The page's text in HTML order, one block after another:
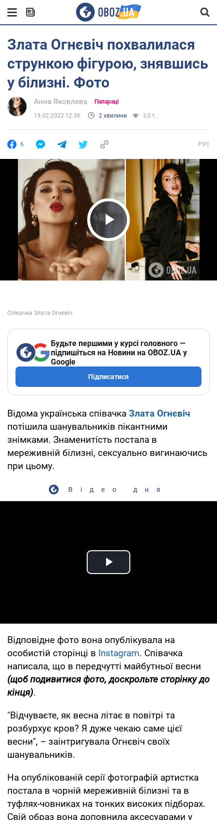
Злата Огнєвіч похвалилася
стрункою фігурою, знявшись
у білизні. Фото
Анна Яковлева Папараці
19.02.2022 12:36 2 хвилини 3,5 т.
6 РУС
Play Video
Будьте першими у курсі головного —
підпишіться на Новини на OBOZ.UA у
Google
Підписатися
Відома українська співачка Злата Огнєвіч
потішила шанувальників пікантними
знімками. Знаменитість постала в
мереживній білизні, сексуально вигинаючись
при цьому.
Відео дня
Play Video
Відповідне фото вона опублікувала на
особистій сторінці в Instagram. Співачка
написала, що в передчутті майбутньої весни
(щоб подивитися фото, доскрольте сторінку до
кінця).
"Відчуваєте, як весна літає в повітрі та
розбурхує кров? Я дуже чекаю саме цієї
весни", – заінтригувала Огнєвіч своїх
шанувальників.
На опублікованій серії фотографій артистка
постала в чорній мереживній білизні та в
туфлях-човниках на тонких високих підборах.
Свій образ вона доповнила аксесуарами у